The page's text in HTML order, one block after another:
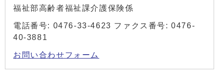
福祉部高齢者福祉課介護保険係
電話番号: 0476-33-4623 ファクス番号: 0476-
40-3881
お問い合わせフォーム